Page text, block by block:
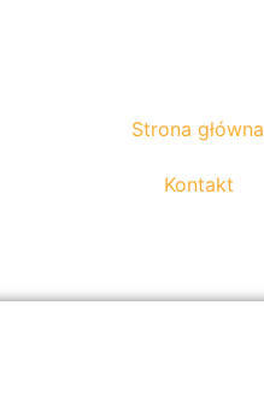
Strona główna
Kontakt